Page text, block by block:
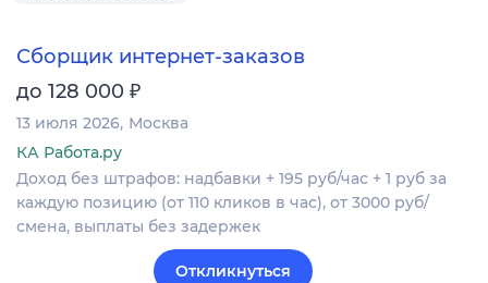
Сборщик интернет-заказов
до 128 000 ₽
13 июля 2026 Москва
КА Работа.ру
Доход без штрафов: надбавки + 195 руб/час + 1 руб за
каждую позицию (от 110 кликов в час), от 3000 руб/
смена, выплаты без задержек
Откликнуться